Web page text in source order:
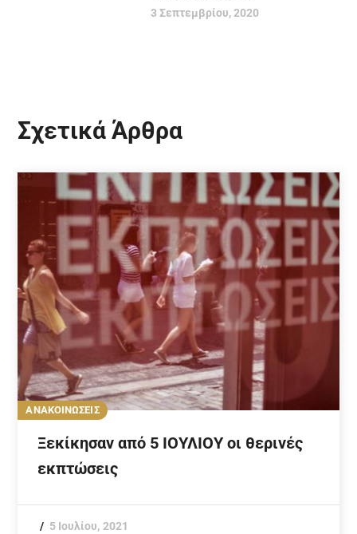
3 Σεπτεμβρίου, 2020
Σχετικά Άρθρα
ΑΝΑΚΟΙΝΩΣΕΙΣ
Ξεκίκησαν από 5 ΙΟΥΛΙΟΥ οι θερινές
εκπτώσεις
5 Ιουλίου, 2021